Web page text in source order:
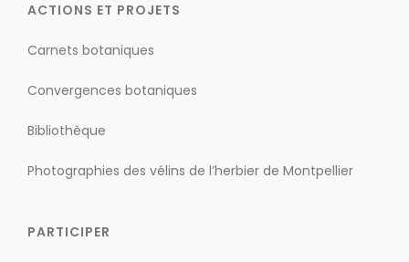
ACTIONS ET PROJETS
Carnets botaniques
Convergences botaniques
Bibliothèque
Photographies des vélins de l’herbier de Montpellier
PARTICIPER